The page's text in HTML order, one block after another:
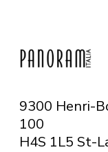
9300 Henri-
100
H4S 1L5 St-